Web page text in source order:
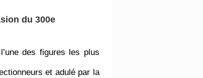
du 300e
des figures les plus
et adulé par la